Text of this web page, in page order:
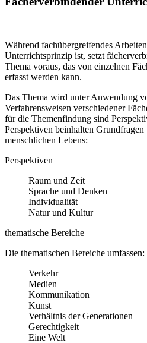
Während fachübergreifendes
Unterrichtsprinzip ist, setzt
Thema voraus, das von einzelnen
erfasst werden kann.
Das Thema wird unter Anwendung
Verfahrensweisen verschiedener
für die Themenfindung sind
Perspektiven beinhalten
menschlichen Lebens:
Perspektiven
Raum und Zeit
Sprache und Denken
Individualität
Natur und Kultur
thematische Bereiche
Die thematischen Bereiche umfassen:
Verkehr
Medien
Kommunikation
Kunst
Verhältnis der Generationen
Gerechtigkeit
Eine Welt